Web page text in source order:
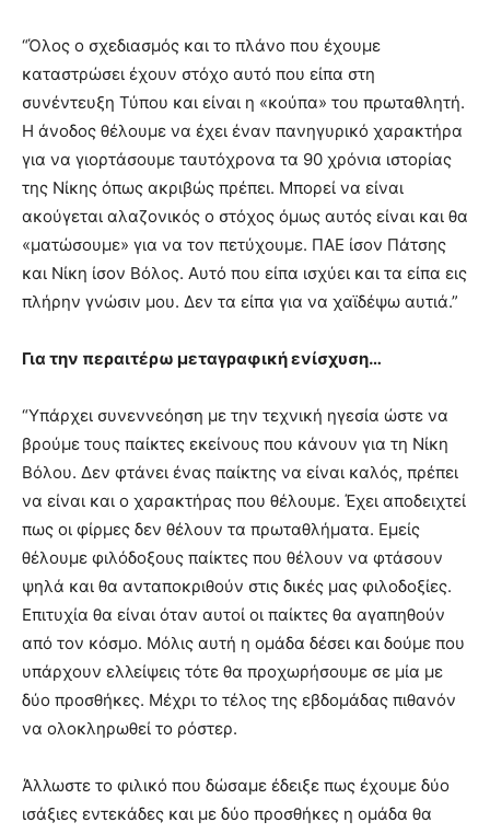
“Όλος ο σχεδιασμός και το πλάνο που έχουμε
καταστρώσει έχουν στόχο αυτό που είπα στη
συνέντευξη Τύπου και είναι η «κούπα» του πρωταθλητή.
Η άνοδος θέλουμε να έχει έναν πανηγυρικό χαρακτήρα
για να γιορτάσουμε ταυτόχρονα τα 90 χρόνια ιστορίας
της Νίκης όπως ακριβώς πρέπει. Μπορεί να είναι
ακούγεται αλαζονικός ο στόχος όμως αυτός είναι και θα
«ματώσουμε» για να τον πετύχουμε. ΠΑΕ ίσον Πάτσης
και Νίκη ίσον Βόλος. Αυτό που είπα ισχύει και τα είπα εις
πλήρην γνώσιν μου. Δεν τα είπα για να χαϊδέψω αυτιά.”
Για την περαιτέρω μεταγραφική ενίσχυση…
“Υπάρχει συνεννεόηση με την τεχνική ηγεσία ώστε να
βρούμε τους παίκτες εκείνους που κάνουν για τη Νίκη
Βόλου. Δεν φτάνει ένας παίκτης να είναι καλός, πρέπει
να είναι και ο χαρακτήρας που θέλουμε. Έχει αποδειχτεί
πως οι φίρμες δεν θέλουν τα πρωταθλήματα. Εμείς
θέλουμε φιλόδοξους παίκτες που θέλουν να φτάσουν
ψηλά και θα ανταποκριθούν στις δικές μας φιλοδοξίες.
Επιτυχία θα είναι όταν αυτοί οι παίκτες θα αγαπηθούν
από τον κόσμο. Μόλις αυτή η ομάδα δέσει και δούμε που
υπάρχουν ελλείψεις τότε θα προχωρήσουμε σε μία με
δύο προσθήκες. Μέχρι το τέλος της εβδομάδας πιθανόν
να ολοκληρωθεί το ρόστερ.
Άλλωστε το φιλικό που δώσαμε έδειξε πως έχουμε δύο
ισάξιες εντεκάδες και με δύο προσθήκες η ομάδα θα